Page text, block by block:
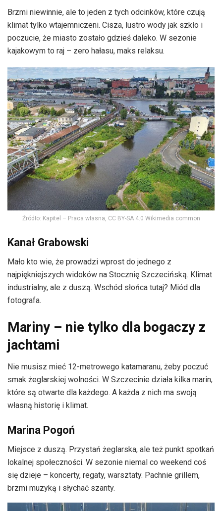
Brzmi niewinnie, ale to jeden z tych odcinków, które czują
klimat tylko wtajemniczeni. Cisza, lustro wody jak szkło i
poczucie, że miasto zostało gdzieś daleko. W sezonie
kajakowym to raj – zero hałasu, maks relaksu.
Źródło: Kapitel – Praca własna, CC BY-SA 4.0 Wikimedia common
Kanał Grabowski
Mało kto wie, że prowadzi wprost do jednego z
najpiękniejszych widoków na Stocznię Szczecińską. Klimat
industrialny, ale z duszą. Wschód słońca tutaj? Miód dla
fotografa.
Mariny – nie tylko dla bogaczy z
jachtami
Nie musisz mieć 12-metrowego katamaranu, żeby poczuć
smak żeglarskiej wolności. W Szczecinie działa kilka marin,
które są otwarte dla każdego. A każda z nich ma swoją
własną historię i klimat.
Marina Pogoń
Miejsce z duszą. Przystań żeglarska, ale też punkt spotkań
lokalnej społeczności. W sezonie niemal co weekend coś
się dzieje – koncerty, regaty, warsztaty. Pachnie grillem,
brzmi muzyką i słychać szanty.